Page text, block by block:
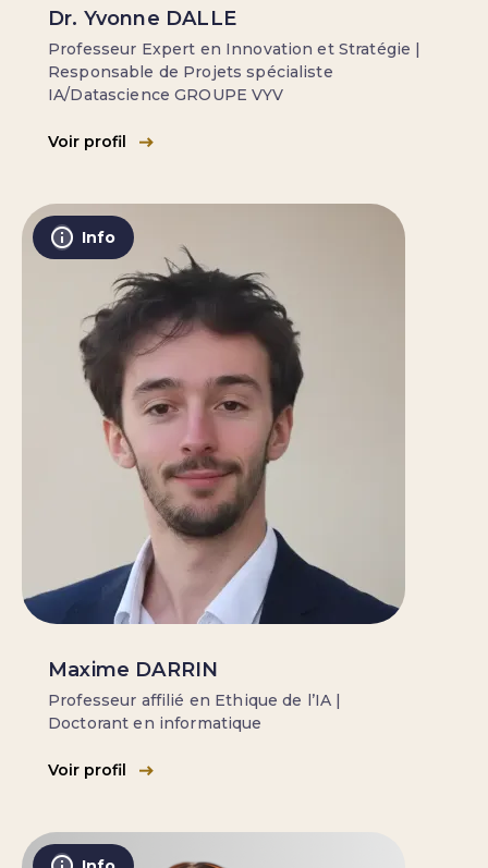
Dr. Yvonne DALLE
Professeur Expert en Innovation et Stratégie |
Responsable de Projets spécialiste
IA/Datascience GROUPE VYV
Voir profil
Info
Maxime DARRIN
Professeur affilié en Ethique de l’IA |
Doctorant en informatique
Voir profil